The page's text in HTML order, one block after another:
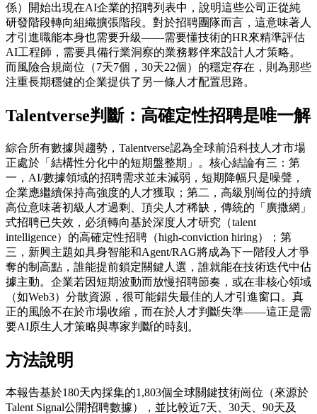
係）開始出現在AI企業的招聘列表中，說明這些公司正從純
研發階段轉向組織擴張階段。對於招聘團隊而言，這意味著人
才引進職能本身也需要升級——需要懂技術的HR來精準評估
AI工程師，需要具備行業洞察的業務夥伴來設計人才策略。
而風險合規崗位（7天7個，30天22個）的穩定存在，則為那些
注重長期穩健的企業提供了另一條人才配置思路。
Talentverse判斷：高確定性招聘是唯一解
綜合所有數據與趨勢，Talentverse認為全球前沿科技人才市場
正處於「結構性分化中的短期盤整期」。核心結論有三：第
一，AI/數據領域的招聘需求並未減弱，短期降幅只是噪聲，
企業應繼續保持高強度的人才獲取；第二，高級別崗位的持續
高位意味著初級人才過剩、頂尖人才稀缺，傳統的「廣撒網」
式招聘已失效，必須轉向基於深度人才研究（talent
intelligence）的高確定性招聘（high-conviction hiring）；第
三，新興主題如具身智能和Agent/RAG將成為下一階段人才爭
奪的制高點，誰能提前鎖定關鍵人選，誰就能在技術迭代中佔
據主動。企業若因短期波動而放慢招聘節奏，或在非核心領域
（如Web3）分散資源，很可能錯失最佳的人才引進窗口。真
正的風險不在於市場收縮，而在於人才判斷失準——這正是需
要AI原生人才策略與專家判斷的時刻。
方法說明
本報告基於180天內採集的1,803個全球關鍵技術崗位（來源於
Talent Signal公開招聘數據），並比較近7天、30天、90天及